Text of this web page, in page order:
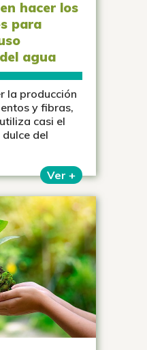
hacer los
para
agua
la producción
y fibras,
casi el
del
Ver +